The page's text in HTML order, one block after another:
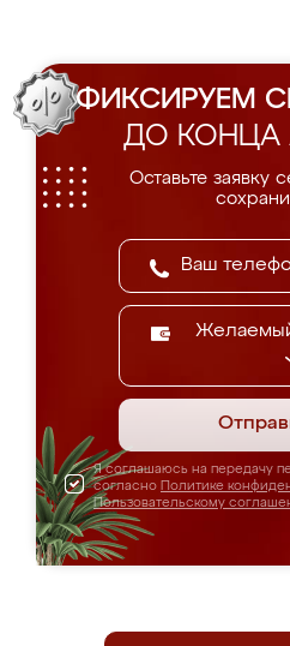
ФИКСИРУЕМ
ДО КОНЦА
Оставьте заявку
Я соглашаюсь на передачу
согласно Политике
Пользовательскому